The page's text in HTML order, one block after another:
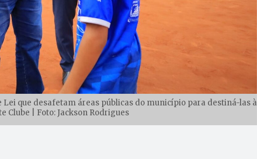
que desafetam áreas públicas do município para destiná-las à
Clube | Foto: Jackson Rodrigues